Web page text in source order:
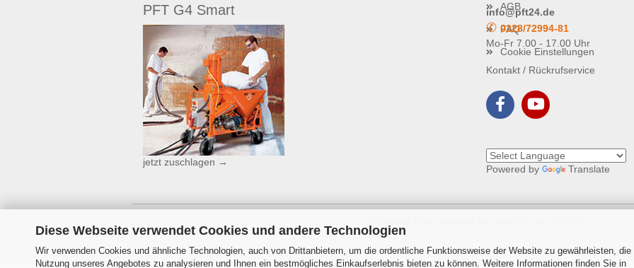
Diese Webseite verwendet Cookies und andere Technologien
Wir verwenden Cookies und ähnliche Technologien, auch von Drittanbietern, um die ordentliche Funktionsweise der Website zu gewährleisten, die
Nutzung unseres Angebotes zu analysieren und Ihnen ein bestmögliches Einkaufserlebnis bieten zu können. Weitere Informationen finden Sie in
AGB
FAQ
Cookie Einstellungen
PFT G4 Smart
jetzt zuschlagen →
info@pft24.de
✆ 0228/72994-81
Mo-Fr 7.00 - 17.00 Uhr
Kontakt / Rückrufservice
Powered by Translate